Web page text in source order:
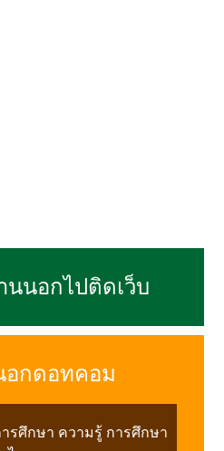
นนอกไปติดเว็บ
อกดอทคอม
ารศึกษา ความรู้ การศึกษา